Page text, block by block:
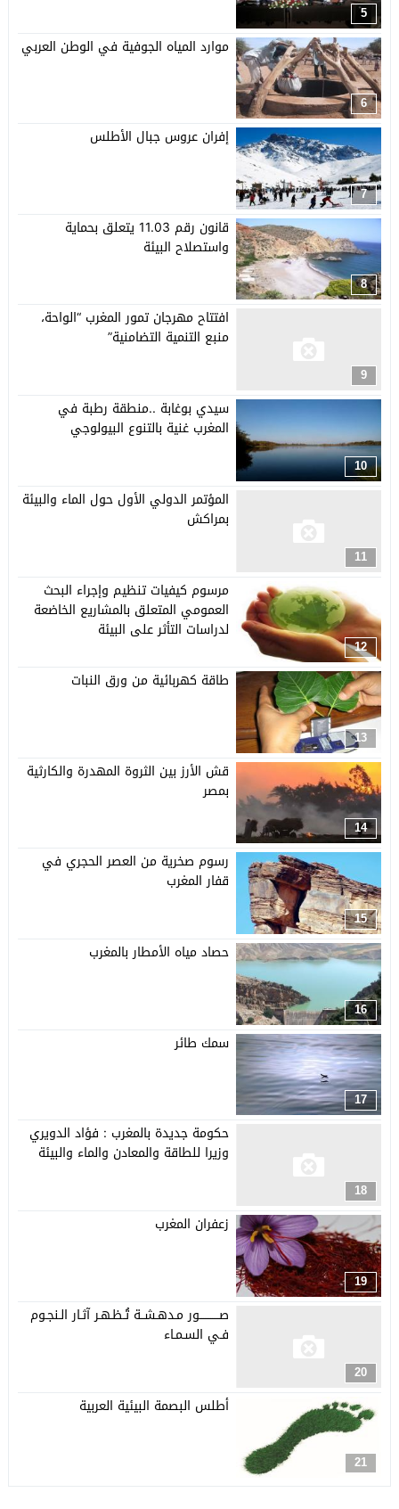
5
6
موارد المياه الجوفية في الوطن العربي
7
إفران عروس جبال الأطلس
8
قانون رقم 11.03 يتعلق بحماية
واستصلاح البيئة
9
افتتاح مهرجان تمور المغرب “الواحة،
منبع التنمية التضامنية”
10
سيدي بوغابة ..منطقة رطبة في
المغرب غنية بالتنوع البيولوجي
11
المؤتمر الدولي الأول حول الماء والبيئة
بمراكش
12
مرسوم كيفيات تنظيم وإجراء البحث
العمومي المتعلق بالمشاريع الخاضعة
لدراسات التأثر على البيئة
13
طاقة كهربائية من ورق النبات
14
قش الأرز بين الثروة المهدرة والكارثية
بمصر
15
رسوم صخرية من العصر الحجري في
قفار المغرب
16
حصاد مياه الأمطار بالمغرب
17
سمك طائر
18
حكومة جديدة بالمغرب : فؤاد الدويري
وزيرا للطاقة والمعادن والماء والبيئة
19
زعفران المغرب
20
صـــــــــــور مـدهـشــة تُـظـهـر آثـار الـنجـوم
فـي السـمـاء
21
أطلس البصمة البيئية العربية